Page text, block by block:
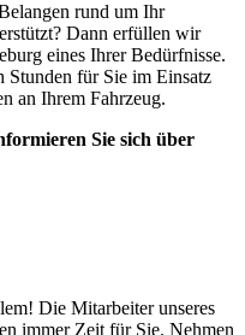
rund um Ihr
Dann erfüllen wir
eines Ihrer Bedürfnisse.
Stunden für Sie im Einsatz
an Ihrem Fahrzeug.
Sie sich über
Die Mitarbeiter unseres
immer Zeit für Sie. Nehmen